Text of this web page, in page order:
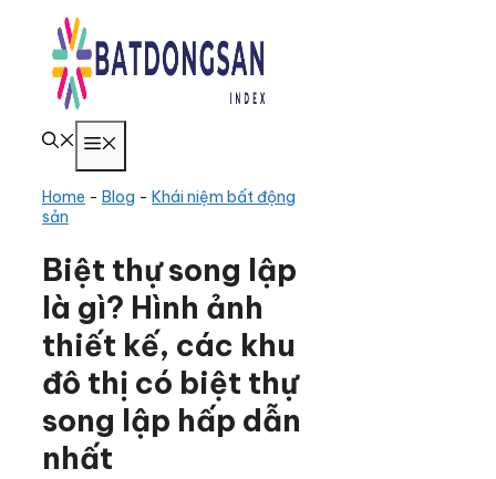
Chuyển
Home - Blog - Khái niệm bất động
sản
Biệt thự song lập
là gì? Hình ảnh
thiết kế, các khu
đô thị có biệt thự
song lập hấp dẫn
nhất